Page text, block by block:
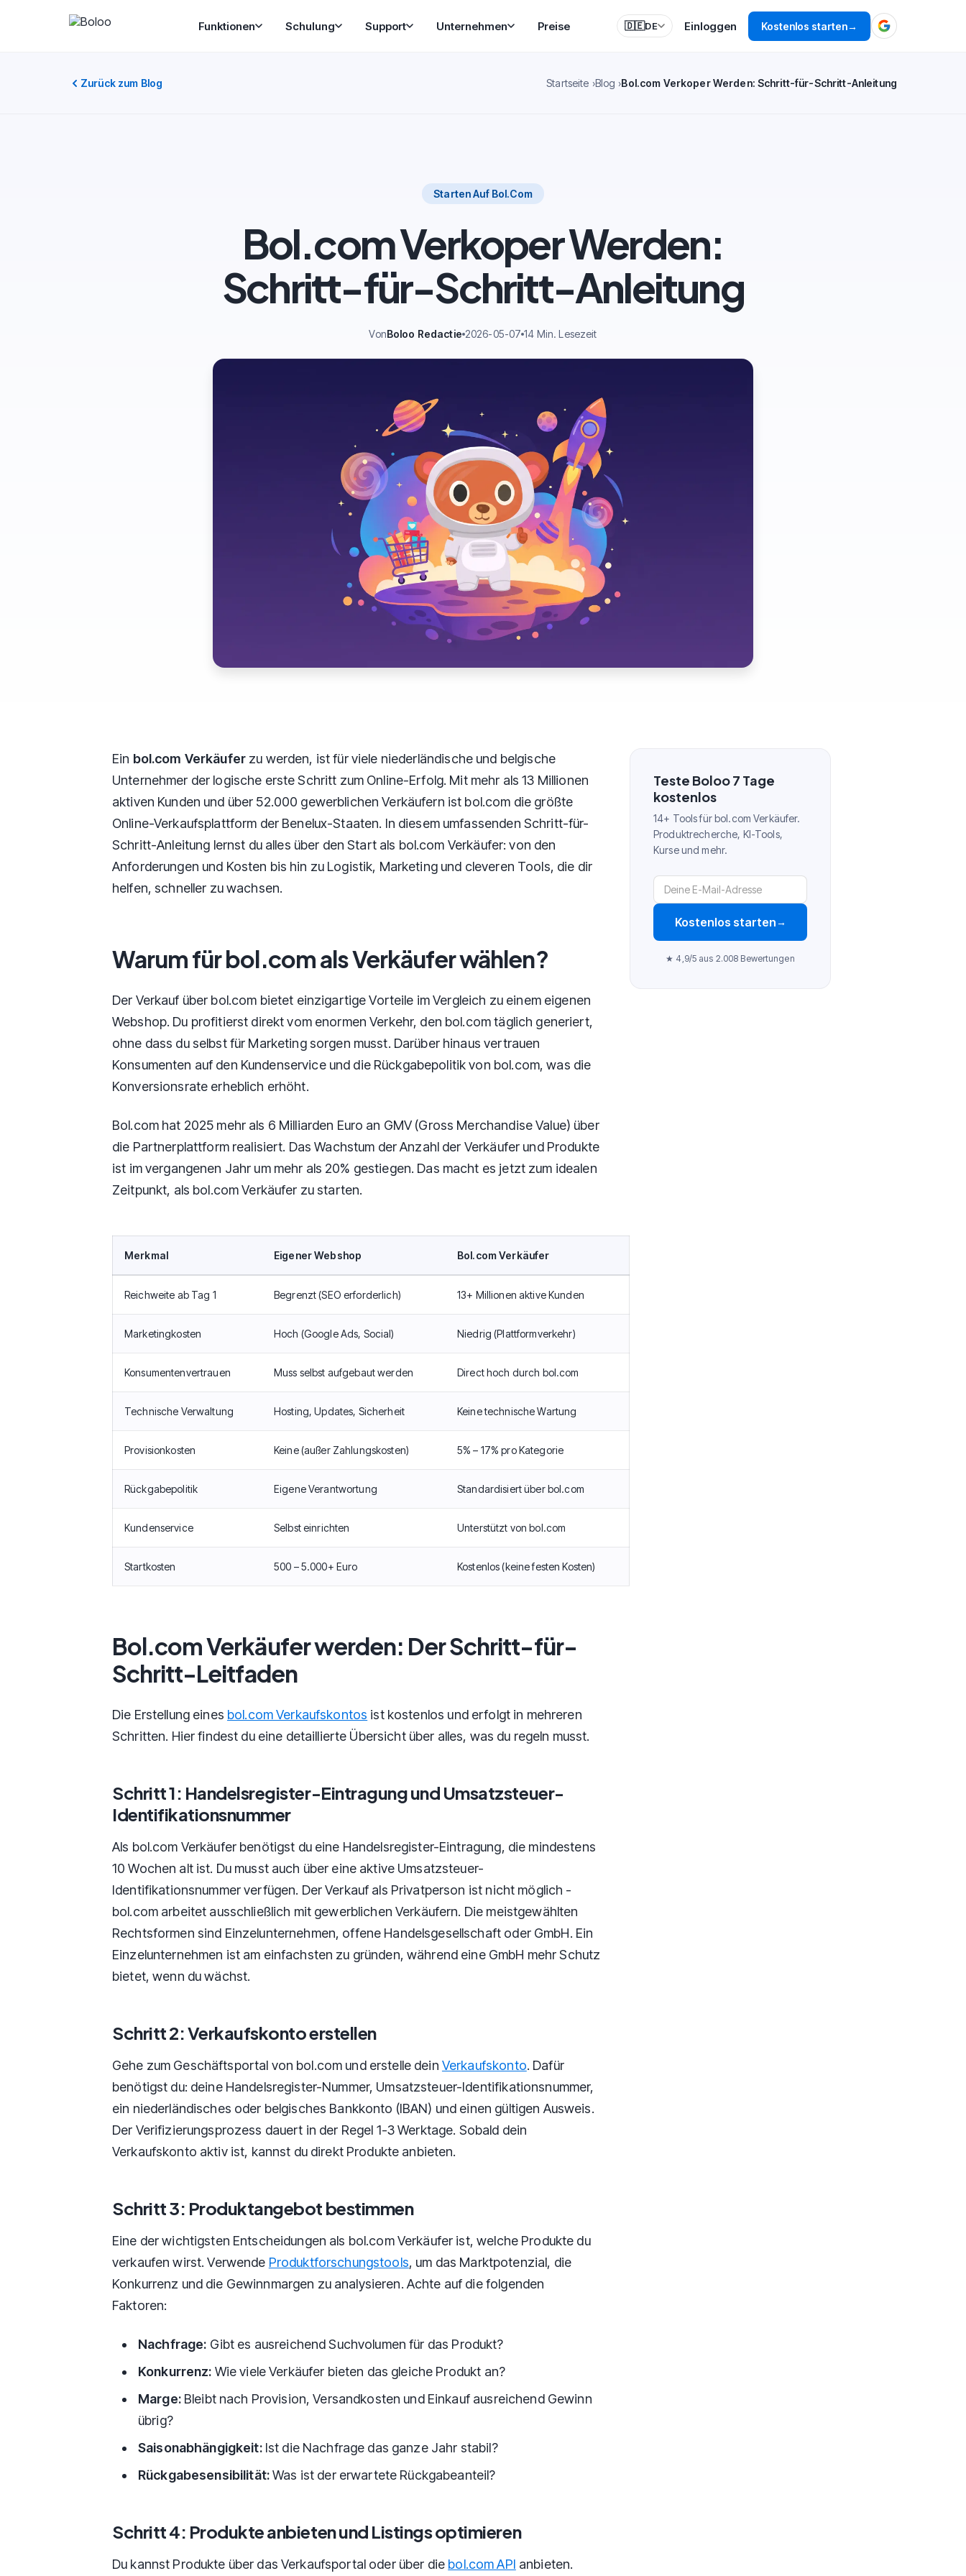
Funktionen Schulung Support Unternehmen Preise 🇩🇪DE Einloggen Kostenlos starten→
Zurück zum Blog Startseite Blog Bol.com Verkoper Werden: Schritt-für-Schritt-Anleitung
Starten Auf Bol.com
Bol.com Verkoper Werden:
Schritt-für-Schritt-Anleitung
VonBoloo Redactie 2026-05-07 14 Min. Lesezeit
Ein bol.com Verkäufer zu werden, ist für viele niederländische und belgische
Unternehmer der logische erste Schritt zum Online-Erfolg. Mit mehr als 13 Millionen
aktiven Kunden und über 52.000 gewerblichen Verkäufern ist bol.com die größte
Online-Verkaufsplattform der Benelux-Staaten. In diesem umfassenden Schritt-für-
Schritt-Anleitung lernst du alles über den Start als bol.com Verkäufer: von den
Anforderungen und Kosten bis hin zu Logistik, Marketing und cleveren Tools, die dir
helfen, schneller zu wachsen.
Warum für bol.com als Verkäufer wählen?
Der Verkauf über bol.com bietet einzigartige Vorteile im Vergleich zu einem eigenen
Webshop. Du profitierst direkt vom enormen Verkehr, den bol.com täglich generiert,
ohne dass du selbst für Marketing sorgen musst. Darüber hinaus vertrauen
Konsumenten auf den Kundenservice und die Rückgabepolitik von bol.com, was die
Konversionsrate erheblich erhöht.
Bol.com hat 2025 mehr als 6 Milliarden Euro an GMV (Gross Merchandise Value) über
die Partnerplattform realisiert. Das Wachstum der Anzahl der Verkäufer und Produkte
ist im vergangenen Jahr um mehr als 20% gestiegen. Das macht es jetzt zum idealen
Zeitpunkt, als bol.com Verkäufer zu starten.
Merkmal Eigener Webshop Bol.com Verkäufer
Reichweite ab Tag 1 Begrenzt (SEO erforderlich) 13+ Millionen aktive Kunden
Marketingkosten Hoch (Google Ads, Social) Niedrig (Plattformverkehr)
Konsumentenvertrauen Muss selbst aufgebaut werden Direct hoch durch bol.com
Technische Verwaltung Hosting, Updates, Sicherheit Keine technische Wartung
Provisionkosten Keine (außer Zahlungskosten) 5% – 17% pro Kategorie
Rückgabepolitik Eigene Verantwortung Standardisiert über bol.com
Kundenservice Selbst einrichten Unterstützt von bol.com
Startkosten 500 – 5.000+ Euro Kostenlos (keine festen Kosten)
Bol.com Verkäufer werden: Der Schritt-für-
Schritt-Leitfaden
Die Erstellung eines bol.com Verkaufskontos ist kostenlos und erfolgt in mehreren
Schritten. Hier findest du eine detaillierte Übersicht über alles, was du regeln musst.
Schritt 1: Handelsregister-Eintragung und Umsatzsteuer-
Identifikationsnummer
Als bol.com Verkäufer benötigst du eine Handelsregister-Eintragung, die mindestens
10 Wochen alt ist. Du musst auch über eine aktive Umsatzsteuer-
Identifikationsnummer verfügen. Der Verkauf als Privatperson ist nicht möglich -
bol.com arbeitet ausschließlich mit gewerblichen Verkäufern. Die meistgewählten
Rechtsformen sind Einzelunternehmen, offene Handelsgesellschaft oder GmbH. Ein
Einzelunternehmen ist am einfachsten zu gründen, während eine GmbH mehr Schutz
bietet, wenn du wächst.
Schritt 2: Verkaufskonto erstellen
Gehe zum Geschäftsportal von bol.com und erstelle dein Verkaufskonto. Dafür
benötigst du: deine Handelsregister-Nummer, Umsatzsteuer-Identifikationsnummer,
ein niederländisches oder belgisches Bankkonto (IBAN) und einen gültigen Ausweis.
Der Verifizierungsprozess dauert in der Regel 1-3 Werktage. Sobald dein
Verkaufskonto aktiv ist, kannst du direkt Produkte anbieten.
Schritt 3: Produktangebot bestimmen
Eine der wichtigsten Entscheidungen als bol.com Verkäufer ist, welche Produkte du
verkaufen wirst. Verwende Produktforschungstools, um das Marktpotenzial, die
Konkurrenz und die Gewinnmargen zu analysieren. Achte auf die folgenden
Faktoren:
Nachfrage: Gibt es ausreichend Suchvolumen für das Produkt?
Konkurrenz: Wie viele Verkäufer bieten das gleiche Produkt an?
Marge:Bleibt nach Provision, Versandkosten und Einkauf ausreichend Gewinn
übrig?
Saisonabhängigkeit:Ist die Nachfrage das ganze Jahr stabil?
Rückgabesensibilität:Was ist der erwartete Rückgabeanteil?
Schritt 4: Produkte anbieten und Listings optimieren
Du kannst Produkte über das Verkaufsportal oder über die bol.com API anbieten.
Teste Boloo 7 Tage
kostenlos
14+ Tools für bol.com Verkäufer.
Produktrecherche, KI-Tools,
Kurse und mehr.
Kostenlos starten→
★ 4,9/5 aus 2.008 Bewertungen